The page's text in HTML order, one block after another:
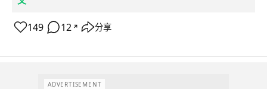
149 12 ↗ 分享
ADVERTISEMENT